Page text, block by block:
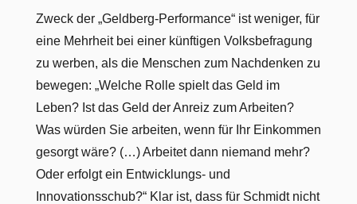
Zweck der „Geldberg-Performance“ ist weniger, für
eine Mehrheit bei einer künftigen Volksbefragung
zu werben, als die Menschen zum Nachdenken zu
bewegen: „Welche Rolle spielt das Geld im
Leben? Ist das Geld der Anreiz zum Arbeiten?
Was würden Sie arbeiten, wenn für Ihr Einkommen
gesorgt wäre? (…) Arbeitet dann niemand mehr?
Oder erfolgt ein Entwicklungs- und
Innovationsschub?“ Klar ist, dass für Schmidt nicht